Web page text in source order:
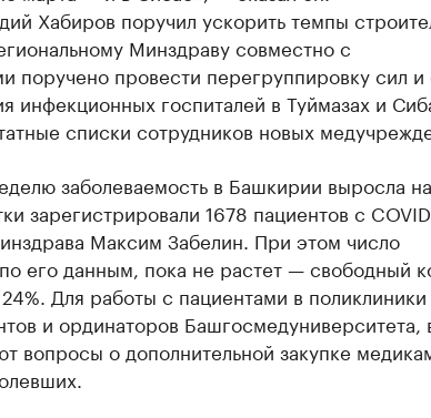
Хабиров поручил ускорить темпы
Минздраву совместно с
поручено провести перегруппировку сил и
инфекционных госпиталей в Туймазах и
списки сотрудников новых
заболеваемость в Башкирии выросла на
зарегистрировали 1678 пациентов с
Максим Забелин. При этом число
его данным, пока не растет — свободный
Для работы с пациентами в поликлиники
и ординаторов Башгосмедуниверситета,
вопросы о дополнительной закупке